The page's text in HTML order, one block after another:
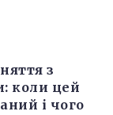
з
коли цей
і чого